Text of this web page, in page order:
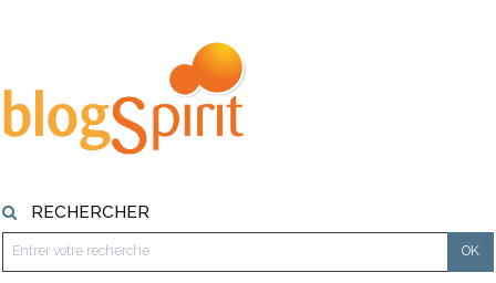
RECHERCHER